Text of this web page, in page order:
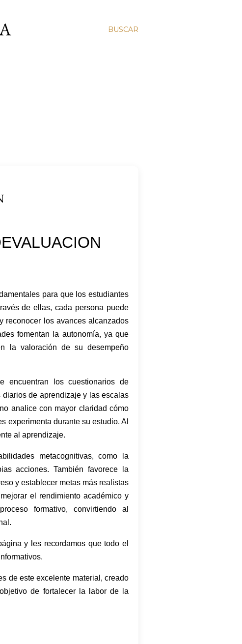
BUSCAR
para que los estudiantes
de ellas, cada persona puede
reconocer los avances alcanzados
fomentan la autonomía, ya que
la valoración de su desempeño
encuentran los cuestionarios de
de aprendizaje y las escalas
analice con mayor claridad cómo
experimenta durante su estudio. Al
al aprendizaje.
metacognitivas, como la
acciones. También favorece la
y establecer metas más realistas
el rendimiento académico y
formativo, convirtiendo al
y les recordamos que todo el
.
de este excelente material, creado
de fortalecer la labor de la